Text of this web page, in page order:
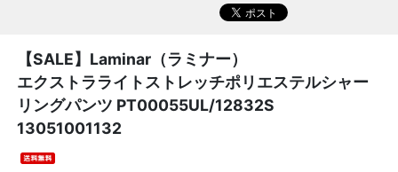
【SALE】 Laminar（ラミナー）
エクストラライトストレッチポリエステルシャー
リングパンツ PT00055UL/12832S
13051001132